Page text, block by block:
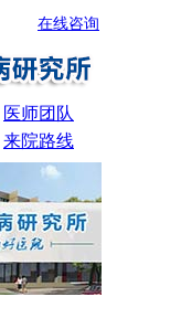
在线咨询
医师团队
来院路线